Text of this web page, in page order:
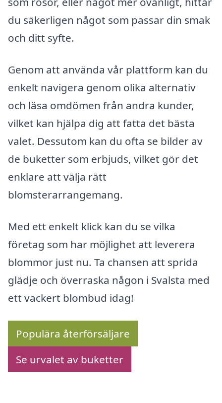
du säkerligen något som passar din smak
och ditt syfte.
Genom att använda vår plattform kan du
enkelt navigera genom olika alternativ
och läsa omdömen från andra kunder,
vilket kan hjälpa dig att fatta det bästa
valet. Dessutom kan du ofta se bilder av
de buketter som erbjuds, vilket gör det
enklare att välja rätt
blomsterarrangemang.
Med ett enkelt klick kan du se vilka
företag som har möjlighet att leverera
blommor just nu. Ta chansen att sprida
glädje och överraska någon i Svalsta med
ett vackert blombud idag!
Populära återförsäljare
Se urvalet av buketter